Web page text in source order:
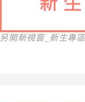
另開新視窗_新生專區